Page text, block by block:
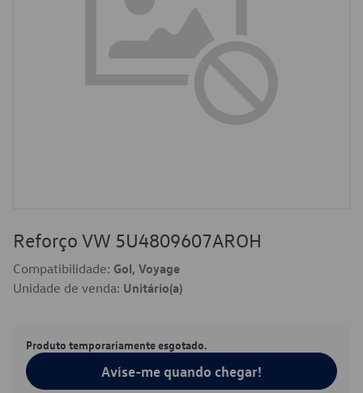
Reforço VW 5U4809607AROH
Compatibilidade: Gol, Voyage
Unidade de venda: Unitário(a)
Produto temporariamente esgotado.
Avise-me quando chegar!